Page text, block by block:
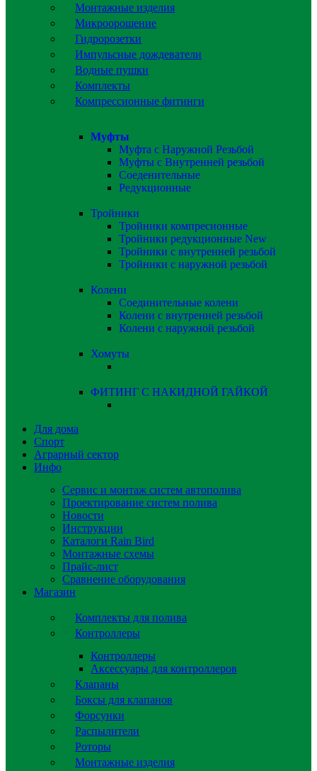
Монтажные изделия
Микроорошение
Гидророзетки
Импульсные дождеватели
Водные пушки
Комплекты
Компрессионные фитинги
Муфты
Муфта с Наружной Резьбой
Муфты с Внутренней резьбой
Соеденительные
Редукционные
Тройники
Тройники компресионные
Тройники редукционные New
Тройники с внутренней резьбой
Тройники с наружной резьбой
Колени
Соединительные колени
Колени с внутренней резьбой
Колени с наружной резьбой
Хомуты
ФИТИНГ С НАКИДНОЙ ГАЙКОЙ
Для дома
Спорт
Аграрный сектор
Инфо
Сервис и монтаж систем автополива
Проектирование систем полива
Новости
Инструкции
Каталоги Rain Bird
Монтажные схемы
Прайс-лист
Сравнение оборудования
Магазин
Комплекты для полива
Контроллеры
Контроллеры
Аксессуары для контроллеров
Клапаны
Боксы для клапанов
Форсунки
Распылители
Роторы
Монтажные изделия